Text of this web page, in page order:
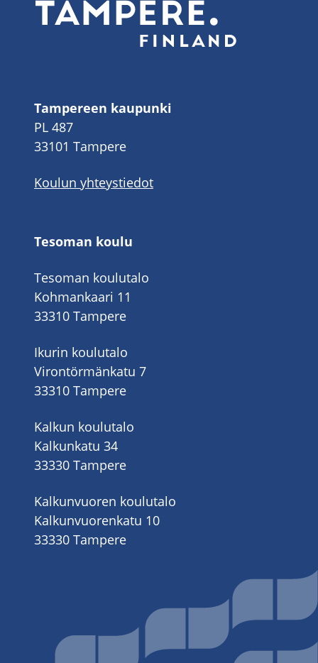
Tampereen kaupunki
PL 487
33101 Tampere
Koulun yhteystiedot
Tesoman koulu
Tesoman koulutalo
Kohmankaari 11
33310 Tampere
Ikurin koulutalo
Virontörmänkatu 7
33310 Tampere
Kalkun koulutalo
Kalkunkatu 34
33330 Tampere
Kalkunvuoren koulutalo
Kalkunvuorenkatu 10
33330 Tampere